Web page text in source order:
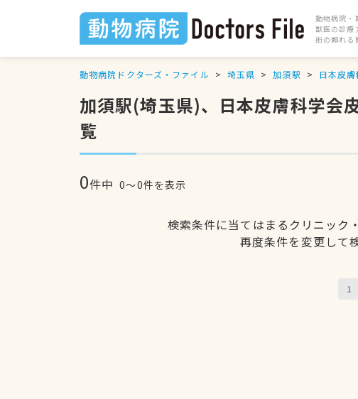
動物病院・
獣医の診療
街の頼れ
動物病院ドクターズ・ファイル 埼玉県 加須駅 日本皮
加須駅(埼玉県)、日本皮膚科学会
覧
0件中 0〜0件を表示
検索条件に当てはまるクリニック
再度条件を変更して
1